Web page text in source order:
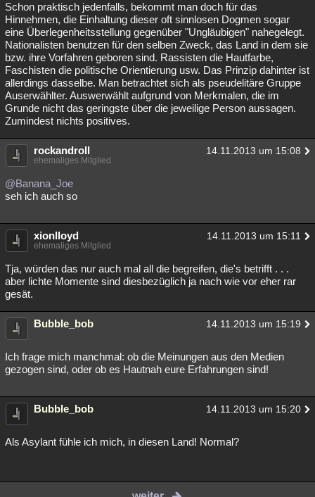
Schon praktisch jedenfalls, bekommt man doch für das
Hinnehmen, die Einhaltung dieser oft sinnlosen Dogmen sogar
eine Überlegenheitsstellung gegenüber "Ungläubigen" nahegelegt.
Nationalisten benutzen für den selben Zweck, das Land in dem sie
bzw. ihre Vorfahren geboren sind. Rassisten die Hautfarbe,
Faschisten die politische Orientierung usw. Das Prinzip dahinter ist
allerdings dasselbe. Man betrachtet sich als pseudelitäre Gruppe
Auserwählter. Auswerwählt aufgrund von Merkmalen, die im
Grunde nicht das geringste über die jeweilige Person aussagen.
Zumindest nichts positives.
rockandroll 14.11.2013 um 15:08
ehemaliges Mitglied
@Banana_Joe
seh ich auch so
xionlloyd 14.11.2013 um 15:11
ehemaliges Mitglied
Tja, würden das nur auch mal all die begreifen, die's betrifft . . .
aber lichte Momente sind diesbezüglich ja nach wie vor eher rar
gesät.
Bubble_bob 14.11.2013 um 15:19
Ich frage mich manchmal: ob die Meinungen aus den Medien
gezogen sind, oder ob es Hautnah eure Erfahrungen sind!
Bubble_bob 14.11.2013 um 15:20
Als Asylant fühle ich mich, in diesen Land! Normal?